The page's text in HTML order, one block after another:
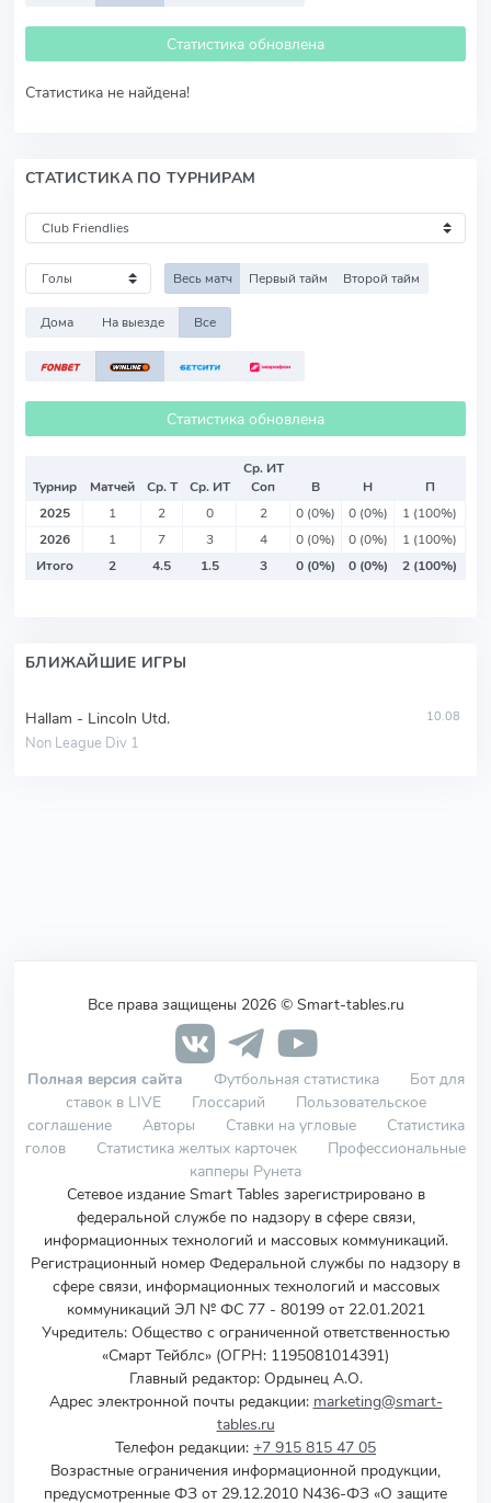
Статистика обновлена
Статистика не найдена!
СТАТИСТИКА ПО ТУРНИРАМ
Весь матч Первый тайм Второй тайм
Дома На выезде Все
Статистика обновлена
Турнир Матчей Ср. Т Ср. ИТ
Ср. ИТ
Соп
В Н
П
2025
1 2 0 2 0 (0%) 0 (0%)
1 (100%)
2026
1 7 3 4 0 (0%) 0 (0%)
1 (100%)
Итого
2 4.5 1.5 3 0 (0%) 0 (0%) 2 (100%)
БЛИЖАЙШИЕ ИГРЫ
Hallam - Lincoln Utd.
Non League Div 1
10.08
Все права защищены 2026 © Smart-tables.ru
Полная версия сайта Футбольная статистика
Бот для
ставок в LIVE
Глоссарий
Пользовательское
соглашение
Авторы Ставки на угловые
Статистика
голов
Статистика желтых карточек
Профессиональные
капперы Рунета
Сетевое издание Smart Tables зарегистрировано в
федеральной службе по надзору в сфере связи,
информационных технологий и массовых коммуникаций.
Регистрационный номер Федеральной службы по надзору в
сфере связи, информационных технологий и массовых
коммуникаций ЭЛ № ФС 77 - 80199 от 22.01.2021
Учредитель: Общество с ограниченной ответственностью
«Смарт Тейблс» (ОГРН: 1195081014391)
Главный редактор: Ордынец А.О.
Адрес электронной почты редакции: marketing@smart-
tables.ru
Телефон редакции: +7 915 815 47 05
Возрастные ограничения информационной продукции,
предусмотренные ФЗ от 29.12.2010 N436-ФЗ «О защите